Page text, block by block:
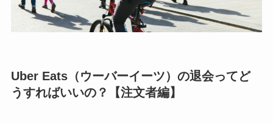
Uber Eats（ウーバーイーツ）の退会ってど
うすればいいの？【注文者編】